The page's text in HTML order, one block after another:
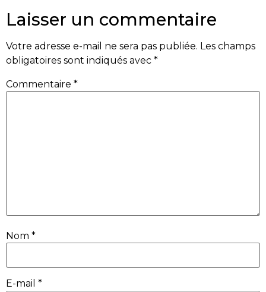
Laisser un commentaire
Votre adresse e-mail ne sera pas publiée. Les champs
obligatoires sont indiqués avec *
Commentaire *
Nom *
E-mail *